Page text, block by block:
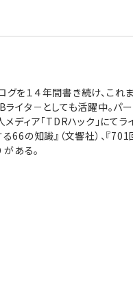
を１４年間書き続け、これ
イタ－としても活躍中。
ディア「TDRハック」にて
の知識』（文響社）、『
ある。